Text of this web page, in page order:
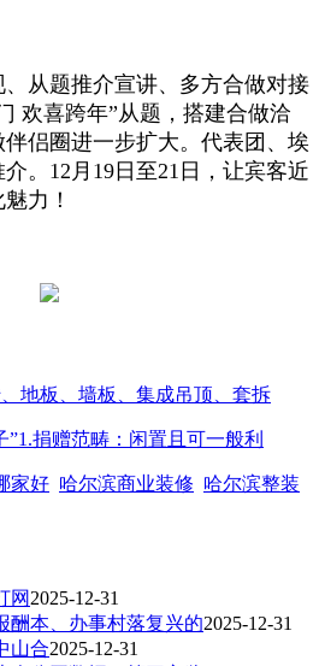
从题推介宣讲、多方合做对接
欢喜跨年”从题，搭建合做洽
侣圈进一步扩大。代表团、埃
。12月19日至21日，让宾客近
力！
地板、墙板、集成吊顶、套拆
”1.捐赠范畴：闲置且可一般利
家好 哈尔滨商业装修 哈尔滨整装
网 2025-12-31
酬本、办事村落复兴的2025-12-31
山合2025-12-31